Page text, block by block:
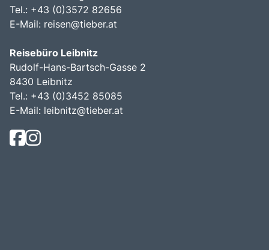
Tel.: +43 (0)3572 82656
E-Mail: reisen@tieber.at
Reisebüro Leibnitz
Rudolf-Hans-Bartsch-Gasse 2
8430 Leibnitz
Tel.: +43 (0)3452 85085
E-Mail: leibnitz@tieber.at